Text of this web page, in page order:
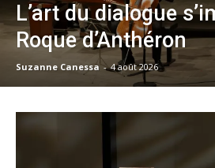
L’art du dialogue
Roque d’Anthéron
Suzanne Canessa - 4 août 2026